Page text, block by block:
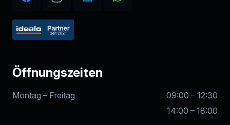
Öffnungszeiten
Montag – Freitag
09:00 – 12:30
14:00 – 18:00